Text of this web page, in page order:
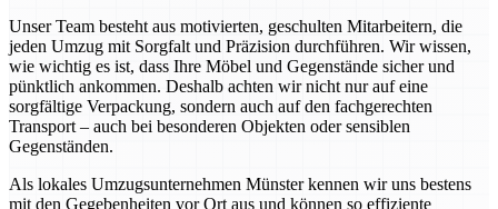
Unser Team besteht aus motivierten, geschulten Mitarbeitern, die
jeden Umzug mit Sorgfalt und Präzision durchführen. Wir wissen,
wie wichtig es ist, dass Ihre Möbel und Gegenstände sicher und
pünktlich ankommen. Deshalb achten wir nicht nur auf eine
sorgfältige Verpackung, sondern auch auf den fachgerechten
Transport – auch bei besonderen Objekten oder sensiblen
Gegenständen.
Als lokales Umzugsunternehmen Münster kennen wir uns bestens
mit den Gegebenheiten vor Ort aus und können so effiziente